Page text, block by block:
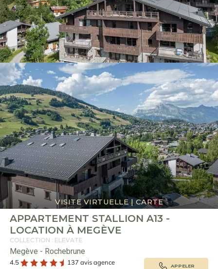
APPARTEMENT STALLION A13 -
LOCATION À MEGÈVE
COLLECTION : ELEVATE
Megève - Rochebrune
VISITE VIRTUELLE |CARTE
APPELER
4.5 137 avis agence